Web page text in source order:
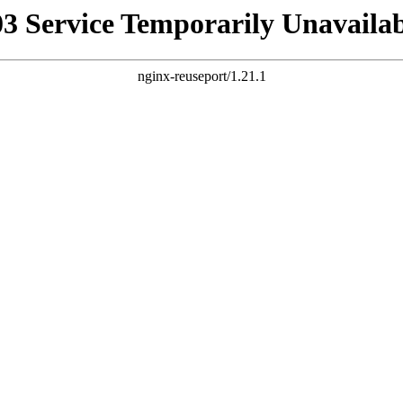
Service Temporarily
nginx-reuseport/1.21.1